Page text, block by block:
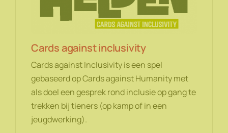
Cards against inclusivity
Cards against Inclusivity is een spel
gebaseerd op Cards against Humanity met
als doel een gesprek rond inclusie op gang te
trekken bij tieners (op kamp of in een
jeugdwerking).